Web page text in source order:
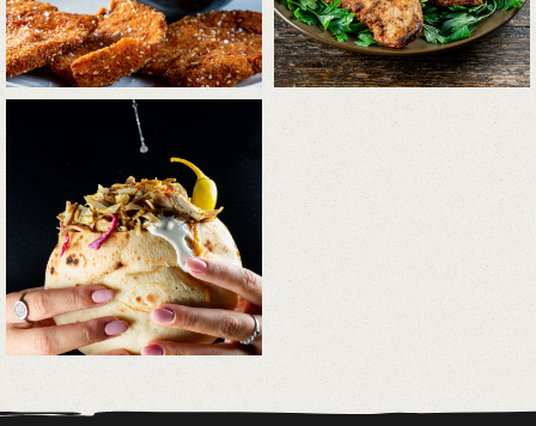
התמונה
בגדול
+